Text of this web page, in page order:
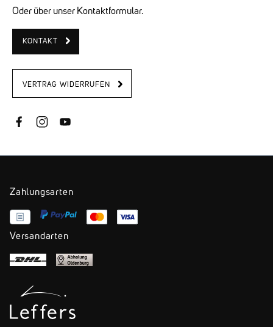
Oder über unser Kontaktformular.
KONTAKT
VERTRAG WIDERRUFEN
Zahlungsarten
Versandarten